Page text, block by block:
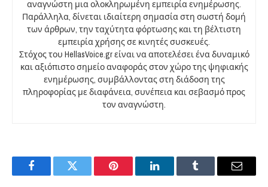
αναγνώστη μια ολοκληρωμένη εμπειρία ενημέρωσης.
Παράλληλα, δίνεται ιδιαίτερη σημασία στη σωστή δομή
των άρθρων, την ταχύτητα φόρτωσης και τη βέλτιστη
εμπειρία χρήσης σε κινητές συσκευές.
Στόχος του HellasVoice.gr είναι να αποτελέσει ένα δυναμικό
και αξιόπιστο σημείο αναφοράς στον χώρο της ψηφιακής
ενημέρωσης, συμβάλλοντας στη διάδοση της
πληροφορίας με διαφάνεια, συνέπεια και σεβασμό προς
τον αναγνώστη.
FacebookTwitter Pinterest LinkedInTumblr Email